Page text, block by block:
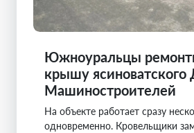
Южноуральцы
крышу
Машиностроителей
На объекте работает сразу
одновременно. Кровельщики